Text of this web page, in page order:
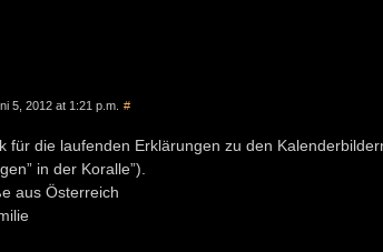
5, 2012 at 1:21 p.m. #
für die laufenden Erklärungen zu den
in der Koralle”).
aus Österreich